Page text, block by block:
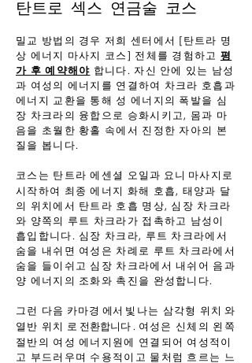
탄트로 섹스 연금술 코스
밀교 방법의 경우 저희 센터에서 [탄트라 명
상 에너지 마사지 코스] 전체를 경험하고 평
가 후 예약해야 합니다. 자신 안에 있는 남성
과 여성의 에너지를 연결하여 차크라 호흡과
에너지 교환을 통해 성 에너지의 폭발을 심
장 차크라의 융합으로 승화시키고, 몸과 마
음을 초월한 황홀 속에서 진정한 자아의 본
질을 봅니다.
코스는 탄트라 에센셜 오일과 요니 마사지로
시작하여 최종 에너지 화해 호흡, 태양과 달
의 위치에서 탄트라 호흡 명상, 심장 차크라
와 양쪽의 루트 차크라가 접촉하고 남성이
흡입합니다. 심장 차크라, 루트 차크라에서
숨을 내쉬면 여성은 차례로 루트 차크라에서
숨을 들이쉬고 심장 차크라에서 내쉬어 음과
양 에너지의 조화와 촉진을 완성합니다.
그런 다음 카마경 에서 빛나는 삼각형 위치 와
열반 위치 로 전환합니다 . 여성은 신체의 왼쪽
절반의 여성 에너지원에 연결되어 여성적이
고 부드러우며 수용적이고 물처럼 흐르는 느